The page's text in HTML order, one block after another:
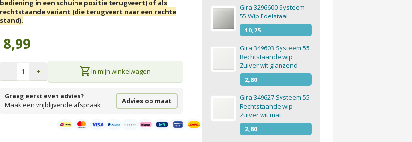
bediening in een schuine positie terugveert) of als
rechtstaande variant (die terugveert naar een rechte
stand).
8,99
- + shopping_cartIn mijn winkelwagen
Graag eerst even advies?
Maak een vrijblijvende afspraak Advies op maat
Gira 3296600 Systeem
55 Wip Edelstaal
10,25
Gira 349603 Systeem 55
Rechtstaande wip
Zuiver wit glanzend
2,80
Gira 349627 Systeem 55
Rechtstaande wip
Zuiver wit mat
2,80